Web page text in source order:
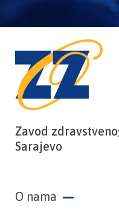
Zavod
Sarajevo
O nama